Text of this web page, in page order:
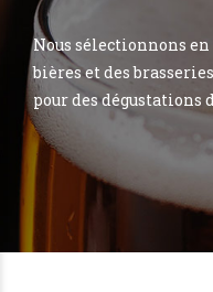
Nous sélectionnons
bières et des
pour des dégustations